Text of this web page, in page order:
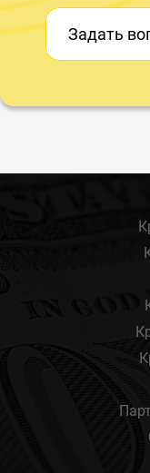
Задать